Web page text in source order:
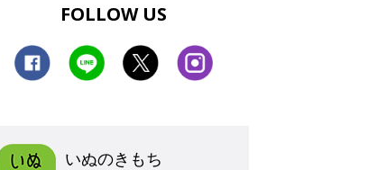
FOLLOW US
いぬのきもち